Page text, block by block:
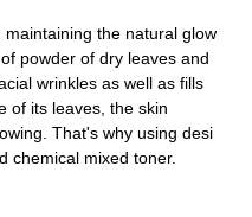
the natural glow
powder of dry leaves and
wrinkles as well as fills
of its leaves, the skin
That's why using desi
chemical mixed toner.